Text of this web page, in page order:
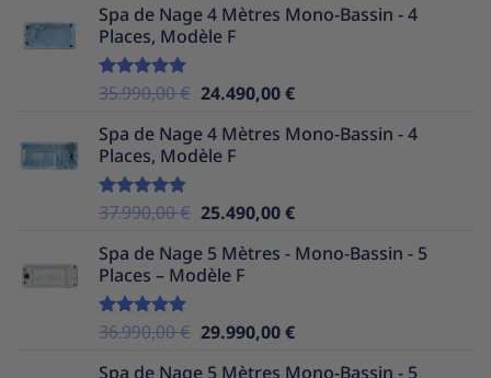
Spa de Nage 4 Mètres Mono-Bassin - 4
Places, Modèle F
Note5.00
35.990,00€ Le
initial
était :
24.490,00€Le
actuel
Spa de Nage 4 Mètres Mono-Bassin - 4
Places, Modèle F
Note5.00
37.990,00€ Le
initial
était :
25.490,00€Le
actuel
Spa de Nage 5 Mètres - Mono-Bassin - 5
Places – Modèle F
Note5.00
36.990,00€ Le
29.990,00€Le
Spa de Nage 5 Mètres Mono-Bassin - 5